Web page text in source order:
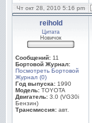
Чт окт 28, 2010 5:16 pm
reihold
Цитата
Новичок
Сообщений: 11
Бортовой Журнал:
Посмотреть Бортовой
Журнал (0)
Год выпуска: 1990
Модель: TOYOTA
Двигатель: 3.0 (VG30i
Бензин)
Трансмиссия: авт.